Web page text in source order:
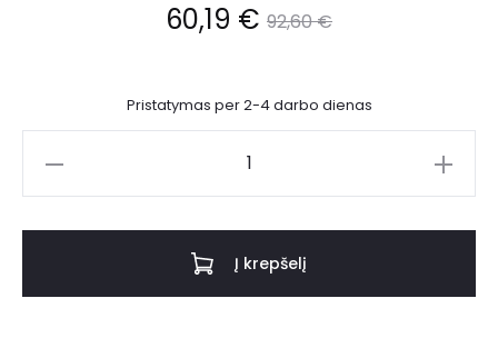
92,60€
60,19 €
Pristatymas per 2-4 darbo dienas
Į krepšelį